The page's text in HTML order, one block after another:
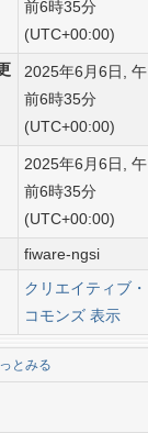
前6時35分
(UTC+00:00)
2025年6月6日, 午
前6時35分
(UTC+00:00)
2025年6月6日, 午
前6時35分
(UTC+00:00)
fiware-ngsi
クリエイティブ・
コモンズ 表示
とみる